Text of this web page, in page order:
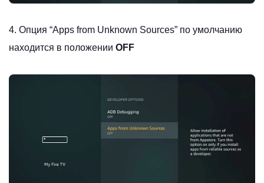
4. Опция “Apps from Unknown Sources” по умолчанию
находится в положении OFF